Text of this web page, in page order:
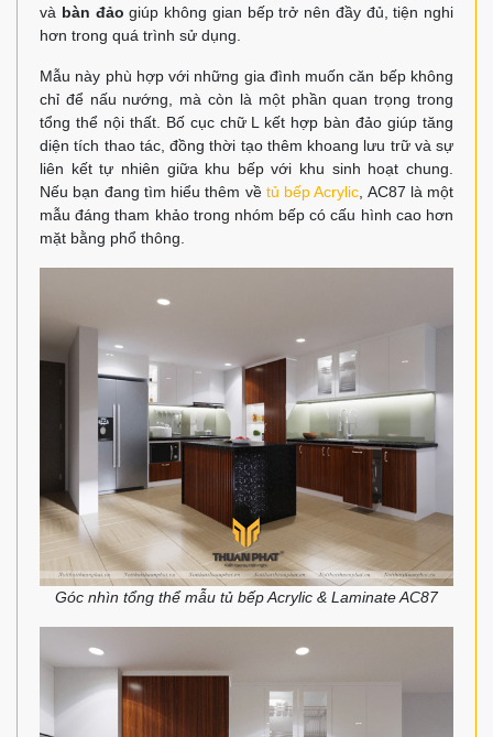
và bàn đảo giúp không gian bếp trở nên đầy đủ, tiện nghi
hơn trong quá trình sử dụng.
Mẫu này phù hợp với những gia đình muốn căn bếp không
chỉ để nấu nướng, mà còn là một phần quan trọng trong
tổng thể nội thất. Bố cục chữ L kết hợp bàn đảo giúp tăng
diện tích thao tác, đồng thời tạo thêm khoang lưu trữ và sự
liên kết tự nhiên giữa khu bếp với khu sinh hoạt chung.
Nếu bạn đang tìm hiểu thêm về tủ bếp Acrylic , AC87 là một
mẫu đáng tham khảo trong nhóm bếp có cấu hình cao hơn
mặt bằng phổ thông.
Góc nhìn tổng thể mẫu tủ bếp Acrylic & Laminate AC87